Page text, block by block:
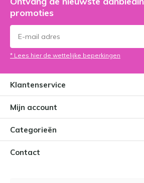
promoties
* Lees hier de wettelijke beperkingen
Klantenservice
Mijn account
Categorieën
Contact